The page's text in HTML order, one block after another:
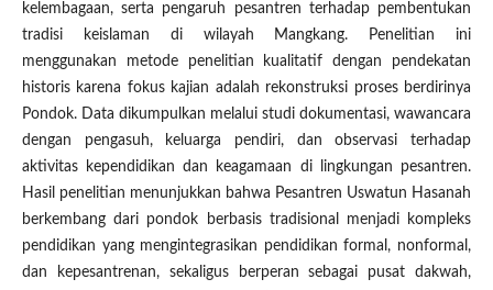
kelembagaan, serta pengaruh pesantren terhadap pembentukan
tradisi keislaman di wilayah Mangkang. Penelitian ini
menggunakan metode penelitian kualitatif dengan pendekatan
historis karena fokus kajian adalah rekonstruksi proses berdirinya
Pondok. Data dikumpulkan melalui studi dokumentasi, wawancara
dengan pengasuh, keluarga pendiri, dan observasi terhadap
aktivitas kependidikan dan keagamaan di lingkungan pesantren.
Hasil penelitian menunjukkan bahwa Pesantren Uswatun Hasanah
berkembang dari pondok berbasis tradisional menjadi kompleks
pendidikan yang mengintegrasikan pendidikan formal, nonformal,
dan kepesantrenan, sekaligus berperan sebagai pusat dakwah,